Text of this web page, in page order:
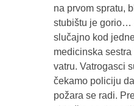
na prvom spratu,
stubištu je gorio…
slučajno kod
medicinska
vatru. Vatrogasci
čekamo policiju
požara se radi.